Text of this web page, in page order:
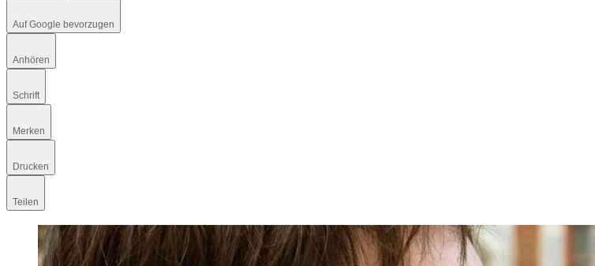
Auf Google bevorzugen
Anhören
Schrift
Merken
Drucken
Teilen